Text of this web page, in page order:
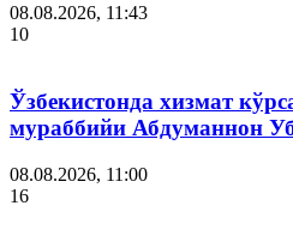
08.08.2026, 11:43
10
Ўзбекистонда хизмат
мураббийи Абдуманнон
08.08.2026, 11:00
16